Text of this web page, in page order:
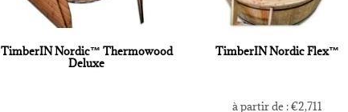
TimberIN Nordic™ Thermowood
Deluxe
TimberIN Nordic Flex™
à partir de :€2,711